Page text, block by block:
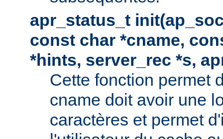
apr_status_t
const char *cname,
*hints, server_rec *s,
Cette fonction permet
cname doit avoir une
caractères et permet